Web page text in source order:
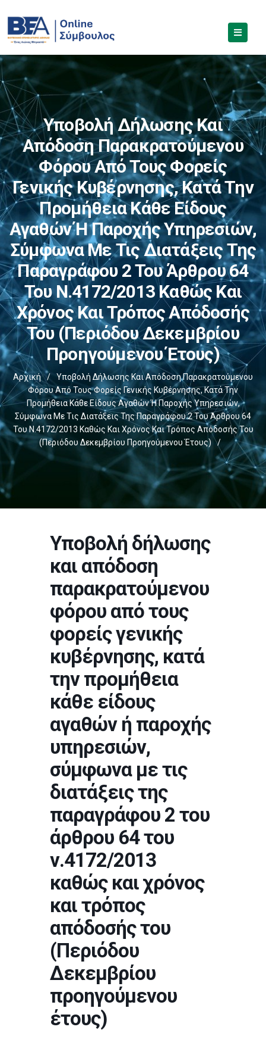
Υποβολή Δήλωσης Και
Απόδοση Παρακρατούμενου
Φόρου Από Τους Φορείς
Γενικής Κυβέρνησης, Κατά Την
Προμήθεια Κάθε Είδους
Αγαθών Ή Παροχής Υπηρεσιών,
Σύμφωνα Με Τις Διατάξεις Της
Παραγράφου 2 Του Άρθρου 64
Του Ν.4172/2013 Καθώς Και
Χρόνος Και Τρόπος Απόδοσής
Του (Περιόδου Δεκεμβρίου
Προηγούμενου Έτους)
Αρχική /
Υποβολή Δήλωσης Και Απόδοση Παρακρατούμενου
Φόρου Από Τους Φορείς Γενικής Κυβέρνησης, Κατά Την
Προμήθεια Κάθε Είδους Αγαθών Ή Παροχής Υπηρεσιών,
Σύμφωνα Με Τις Διατάξεις Της Παραγράφου 2 Του Άρθρου 64
Του Ν.4172/2013 Καθώς Και Χρόνος Και Τρόπος Απόδοσής Του
(Περιόδου Δεκεμβρίου Προηγούμενου Έτους)
/
Υποβολή δήλωσης
και απόδοση
παρακρατούμενου
φόρου από τους
φορείς γενικής
κυβέρνησης, κατά
την προμήθεια
κάθε είδους
αγαθών ή παροχής
υπηρεσιών,
σύμφωνα με τις
διατάξεις της
παραγράφου 2 του
άρθρου 64 του
ν.4172/2013
καθώς και χρόνος
και τρόπος
απόδοσής του
(Περιόδου
Δεκεμβρίου
προηγούμενου
έτους)